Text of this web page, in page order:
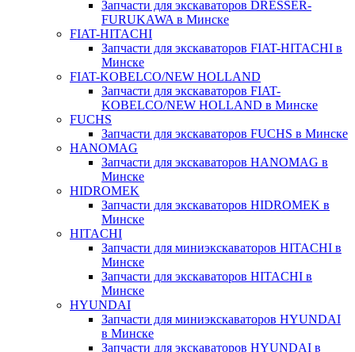
Запчасти для экскаваторов DRESSER-
FURUKAWA в Минске
FIAT-HITACHI
Запчасти для экскаваторов FIAT-HITACHI в
Минске
FIAT-KOBELCO/NEW HOLLAND
Запчасти для экскаваторов FIAT-
KOBELCO/NEW HOLLAND в Минске
FUCHS
Запчасти для экскаваторов FUCHS в Минске
HANOMAG
Запчасти для экскаваторов HANOMAG в
Минске
HIDROMEK
Запчасти для экскаваторов HIDROMEK в
Минске
HITACHI
Запчасти для миниэкскаваторов HITACHI в
Минске
Запчасти для экскаваторов HITACHI в
Минске
HYUNDAI
Запчасти для миниэкскаваторов HYUNDAI
в Минске
Запчасти для экскаваторов HYUNDAI в